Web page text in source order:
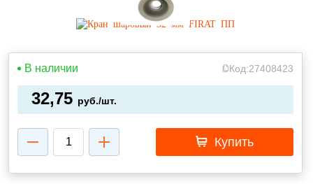
В наличии Код:27408423
32,75 руб./шт.
Купить